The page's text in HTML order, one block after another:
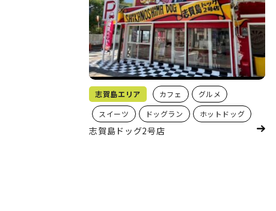
志賀島エリア カフェ
グルメ
スイーツ
ドッグラン ホットドッグ
志賀島ドッグ2号店